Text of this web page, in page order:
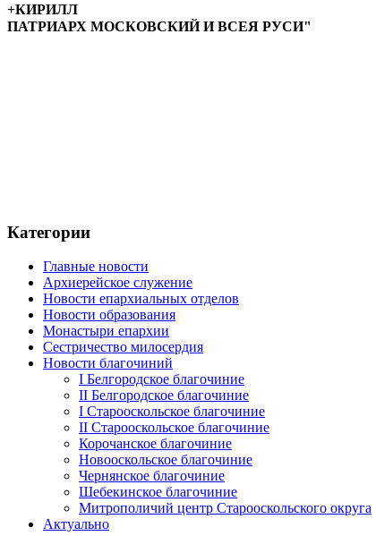
+КИРИЛЛ
ПАТРИАРХ МОСКОВСКИЙ И ВСЕЯ РУСИ"
Категории
Главные новости
Архиерейское служение
Новости епархиальных отделов
Новости образования
Монастыри епархии
Сестричество милосердия
Новости благочиний
I Белгородское благочиние
II Белгородское благочиние
I Старооскольское благочиние
II Старооскольское благочиние
Корочанское благочиние
Новооскольское благочиние
Чернянское благочиние
Шебекинское благочиние
Митрополичий центр Старооскольского округа
Актуально